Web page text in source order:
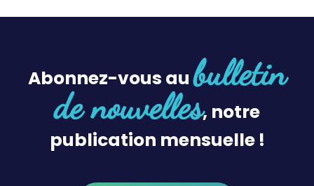
Abonnez-vous aubulletin
de nouvelles, notre
publication mensuelle !